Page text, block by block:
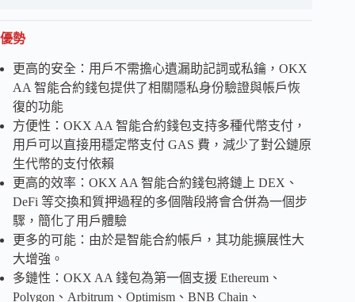
優勢
更高的安全：用戶不需擔心遺漏助記詞或私鑰，OKX
AA 智能合約錢包提供了相關隱私身份驗證與帳戶恢
復的功能
方便性：OKX AA 智能合約錢包支持多種代幣支付，
用戶可以直接用穩定幣支付 GAS 費，減少了對公鏈原
生代幣的支付依賴
更高的效率：OKX AA 智能合約錢包將鏈上 DEX、
DeFi 等交換和質押過程的多個階段將會合併為一個步
驟，簡化了用戶體驗
更多的可能：由於是智能合約帳戶，其功能擴展性大
大增強。
多鏈性：OKX AA 錢包為第一個支援 Ethereum、
Polygon、Arbitrum、Optimism、BNB Chain、